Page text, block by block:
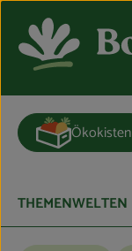
Ökokisten
THEMENWELTEN